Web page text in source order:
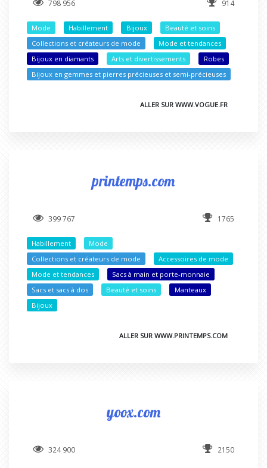
798 956 914
Mode Habillement Bijoux
Beauté et soins
Collections et créateurs de mode
Mode et tendances
Bijoux en diamants
Arts et divertissements
Robes
Bijoux en gemmes et pierres précieuses et semi-précieuses
ALLER SUR WWW.VOGUE.FR
printemps.com
399 767 1765
Habillement
Mode
Collections et créateurs de mode
Accessoires de mode
Mode et tendances
Sacs à main et porte-monnaie
Sacs et sacs à dos
Beauté et soins
Manteaux
Bijoux
ALLER SUR WWW.PRINTEMPS.COM
yoox.com
324 900 2150